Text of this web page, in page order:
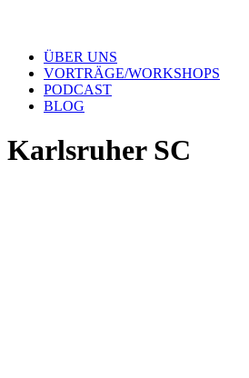
ÜBER UNS
VORTRÄGE/WORKSHOPS
PODCAST
BLOG
Karlsruher SC